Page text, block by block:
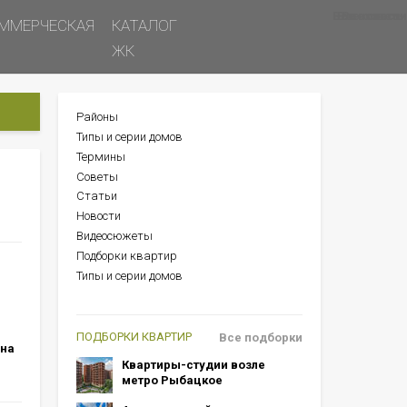
КАТАЛОГ
ЖК
БОКОВОЕ
МЕНЮ
Районы
Типы и серии домов
Термины
Советы
Статьи
Новости
Видеосюжеты
Подборки квартир
Типы и серии домов
ПОДБОРКИ КВАРТИР
Квартиры-студии возле
метро Рыбацкое
Все подборки